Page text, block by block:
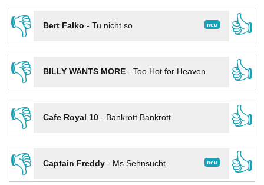
👎
neu
Bert Falko - Tu nicht so
👍
👎
BILLY WANTS MORE- Too Hot for Heaven
👍
👎
Cafe Royal 10- Bankrott Bankrott
👍
👎
neu
Captain Freddy- Ms Sehnsucht
👍